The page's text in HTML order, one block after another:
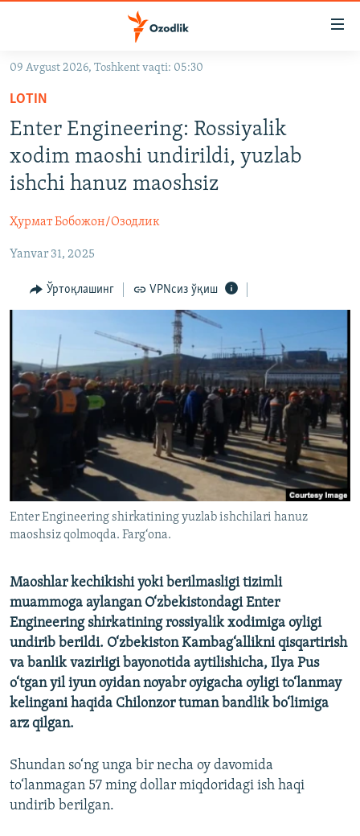
Асосий
навигацияга
ўтинг
Қидиришга
ўтинг
OZODARXIV
На русском
ИЖТИМОИЙ ТАРМОҚЛАР
Озодлик бошқа тилларда
09 Avgust 2026, Toshkent vaqti: 05:30
LOTIN
Enter Engineering: Rossiyalik
xodim maoshi undirildi, yuzlab
ishchi hanuz maoshsiz
Ҳурмат Бобожон/Озодлик
Yanvar 31, 2025
Ўртоқлашинг VPNсиз ўқиш
Enter Engineering shirkatining yuzlab ishchilari hanuz
maoshsiz qolmoqda. Farg‘ona.
Maoshlar kechikishi yoki berilmasligi tizimli
muammoga aylangan O‘zbekistondagi Enter
Engineering shirkatining rossiyalik xodimiga oyligi
undirib berildi. O‘zbekiston Kambag‘allikni qisqartirish
va banlik vazirligi bayonotida aytilishicha, Ilya Pus
o‘tgan yil iyun oyidan noyabr oyigacha oyligi to‘lanmay
kelingani haqida Chilonzor tuman bandlik bo‘limiga
arz qilgan.
Shundan so‘ng unga bir necha oy davomida
to‘lanmagan 57 ming dollar miqdoridagi ish haqi
undirib berilgan.